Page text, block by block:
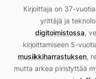
Kirjoittaja on 37-
yrittäjä ja
digitoimistossa,
kirjoittamiseen 5-
musiikkiharrastuksen,
mutta arkea piristyttää